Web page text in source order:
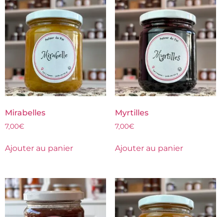
Mirabelles
7,00€
Ajouter au panier
Myrtilles
7,00€
Ajouter au panier